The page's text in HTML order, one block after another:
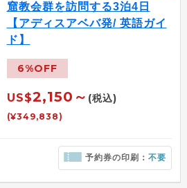
窟教会群を訪問する3泊4日
【アディスアベバ発/ 英語ガイ
ド】
6%OFF
US$2,150～ (税込)
(¥349,838)
予約券の印刷：不要